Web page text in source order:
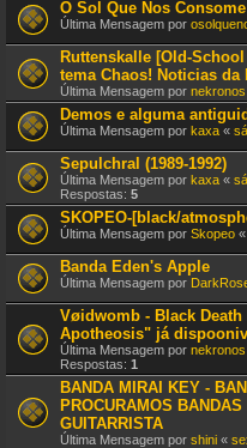
O Sol Que Nos
Última Mensagem por
Ruttenskalle [Old-
tema Chaos! Noticias da
Última Mensagem por nekronos
Demos e alguma
Última Mensagem por kaxa «
Sepulchral (1989-1992)
Última Mensagem por kaxa «
Respostas: 5
SKOPEO-[black/
Última Mensagem por Skopeo «
Banda Eden's Apple
Última Mensagem por
Vøidwomb - Black
Apotheosis" já
Última Mensagem por nekronos
Respostas: 1
BANDA MIRAI KEY -
PROCURAMOS
GUITARRISTA
Última Mensagem por shini «